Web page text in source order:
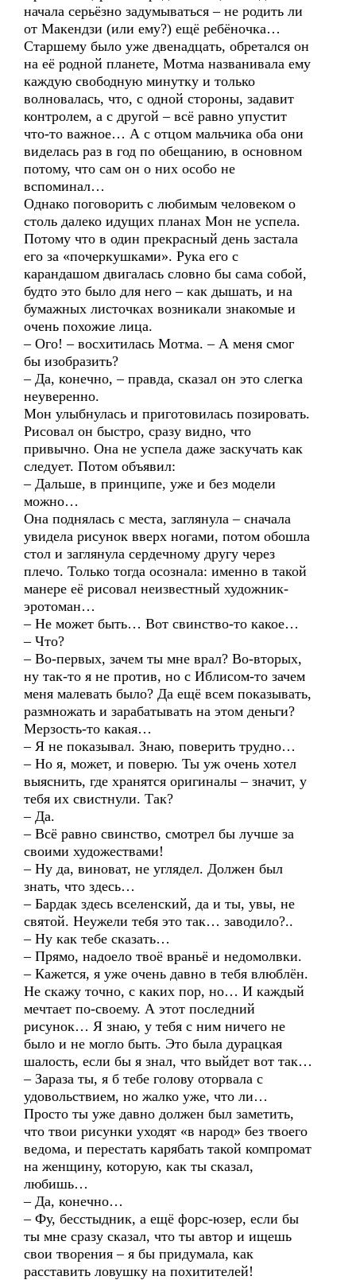
начала серьёзно задумываться – не родить ли
от Макендзи (или ему?) ещё ребёночка…
Старшему было уже двенадцать, обретался он
на её родной планете, Мотма названивала ему
каждую свободную минутку и только
волновалась, что, с одной стороны, задавит
контролем, а с другой – всё равно упустит
что-то важное… А с отцом мальчика оба они
виделась раз в год по обещанию, в основном
потому, что сам он о них особо не
вспоминал…
Однако поговорить с любимым человеком о
столь далеко идущих планах Мон не успела.
Потому что в один прекрасный день застала
его за «почеркушками». Рука его с
карандашом двигалась словно бы сама собой,
будто это было для него – как дышать, и на
бумажных листочках возникали знакомые и
очень похожие лица.
– Ого! – восхитилась Мотма. – А меня смог
бы изобразить?
– Да, конечно, – правда, сказал он это слегка
неуверенно.
Мон улыбнулась и приготовилась позировать.
Рисовал он быстро, сразу видно, что
привычно. Она не успела даже заскучать как
следует. Потом объявил:
– Дальше, в принципе, уже и без модели
можно…
Она поднялась с места, заглянула – сначала
увидела рисунок вверх ногами, потом обошла
стол и заглянула сердечному другу через
плечо. Только тогда осознала: именно в такой
манере её рисовал неизвестный художник-
эротоман…
– Не может быть… Вот свинство-то какое…
– Что?
– Во-первых, зачем ты мне врал? Во-вторых,
ну так-то я не против, но с Иблисом-то зачем
меня малевать было? Да ещё всем показывать,
размножать и зарабатывать на этом деньги?
Мерзость-то какая…
– Я не показывал. Знаю, поверить трудно…
– Но я, может, и поверю. Ты уж очень хотел
выяснить, где хранятся оригиналы – значит, у
тебя их свистнули. Так?
– Да.
– Всё равно свинство, смотрел бы лучше за
своими художествами!
– Ну да, виноват, не углядел. Должен был
знать, что здесь…
– Бардак здесь вселенский, да и ты, увы, не
святой. Неужели тебя это так… заводило?..
– Ну как тебе сказать…
– Прямо, надоело твоё враньё и недомолвки.
– Кажется, я уже очень давно в тебя влюблён.
Не скажу точно, с каких пор, но… И каждый
мечтает по-своему. А этот последний
рисунок… Я знаю, у тебя с ним ничего не
было и не могло быть. Это была дурацкая
шалость, если бы я знал, что выйдет вот так…
– Зараза ты, я б тебе голову оторвала с
удовольствием, но жалко уже, что ли…
Просто ты уже давно должен был заметить,
что твои рисунки уходят «в народ» без твоего
ведома, и перестать карябать такой компромат
на женщину, которую, как ты сказал,
любишь…
– Да, конечно…
– Фу, бесстыдник, а ещё форс-юзер, если бы
ты мне сразу сказал, что ты автор и ищешь
свои творения – я бы придумала, как
расставить ловушку на похитителей!